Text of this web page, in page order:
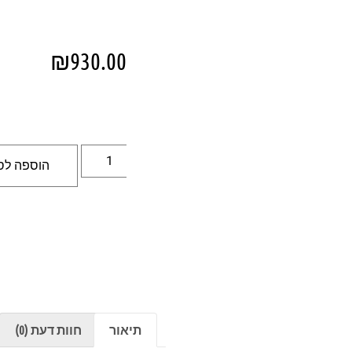
₪930.00
הוספה
תיאור חוות דעת (0)